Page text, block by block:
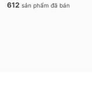
612 sản phẩm đã bán